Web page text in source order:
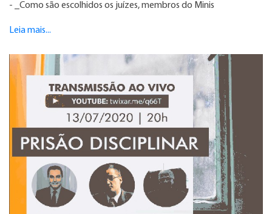
- _Como são escolhidos os juízes, membros do Minis
Leia mais...